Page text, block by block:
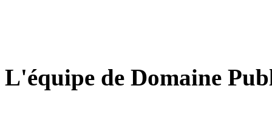
L'équipe de Domaine